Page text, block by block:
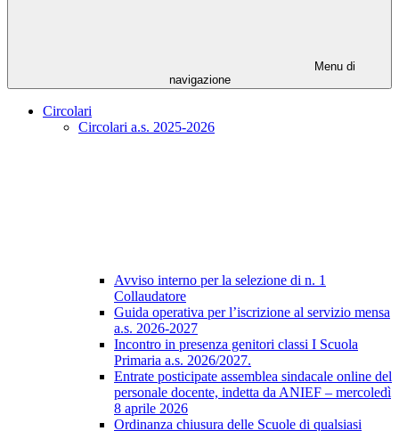
Menu di
navigazione
Circolari
Circolari a.s. 2025-2026
Avviso interno per la selezione di n. 1
Collaudatore
Guida operativa per l’iscrizione al servizio mensa
a.s. 2026-2027
Incontro in presenza genitori classi I Scuola
Primaria a.s. 2026/2027.
Entrate posticipate assemblea sindacale online del
personale docente, indetta da ANIEF – mercoledì
8 aprile 2026
Ordinanza chiusura delle Scuole di qualsiasi